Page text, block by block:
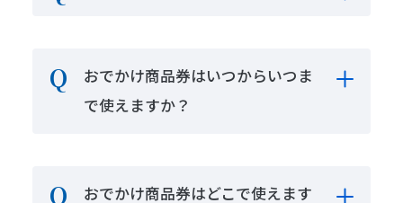
おでかけ商品券はいつからいつま
で使えますか？
おでかけ商品券はどこで使えます